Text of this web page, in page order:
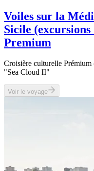
Voiles sur la
Sicile
Premium
Croisière culturelle
"Sea Cloud II"
Voir le voyage